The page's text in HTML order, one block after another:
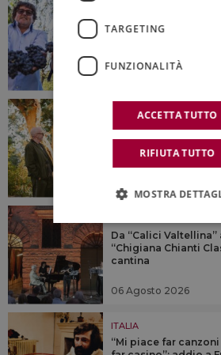
riferimento? Come
ITALIA
Nasce sull’Etna un
opere d’arte
lavica
Da “Calici
“Chigiana Chianti
cantina
06 Agosto 2026
ITALIA
“Mi piace far
TARGETING
FUNZIONALITÀ
ACCETTA TUTTO
RIFIUTA TUTTO
MOSTRA